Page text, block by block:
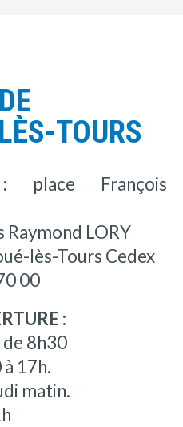
TOURS
place François
Raymond LORY
lès-Tours Cedex
00
:
8h30
17h.
matin.